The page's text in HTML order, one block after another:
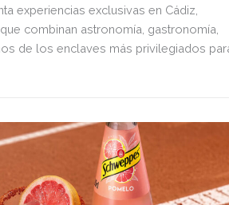
experiencias exclusivas en Cádiz,
combinan astronomía, gastronomía,
de los enclaves más privilegiados